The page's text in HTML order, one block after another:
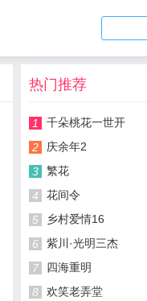
热门推荐
1
千朵桃花一世开
2
庆余年2
3
繁花
4
花间令
5
乡村爱情16
6
紫川·光明三杰
7
四海重明
8
欢笑老弄堂